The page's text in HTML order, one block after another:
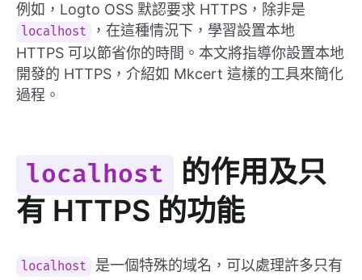
例如，Logto OSS 默認要求 HTTPS，除非是
localhost
，在這種情況下，學習設置本地
HTTPS 可以節省你的時間。本文將指導你設置本地
開發的 HTTPS，介紹如 Mkcert 這樣的工具來簡化
過程。
localhost
的作用及只
有 HTTPS 的功能
localhost
是一個特殊的域名，可以處理許多只有